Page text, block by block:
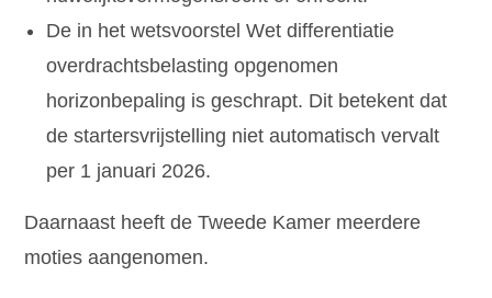
De in het wetsvoorstel Wet differentiatie
overdrachtsbelasting opgenomen
horizonbepaling is geschrapt. Dit betekent dat
de startersvrijstelling niet automatisch vervalt
per 1 januari 2026.
Daarnaast heeft de Tweede Kamer meerdere
moties aangenomen.